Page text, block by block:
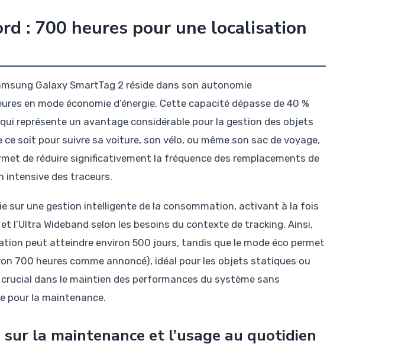
: 700 heures pour une localisation
Galaxy SmartTag 2 réside dans son autonomie
en mode économie d’énergie. Cette capacité dépasse de 40 %
qui représente un avantage considérable pour la gestion des objets
ce soit pour suivre sa voiture, son vélo, ou même son sac de voyage,
de réduire significativement la fréquence des remplacements de
intensive des traceurs.
sur une gestion intelligente de la consommation, activant à la fois
l’Ultra Wideband selon les besoins du contexte de tracking. Ainsi,
peut atteindre environ 500 jours, tandis que le mode éco permet
700 heures comme annoncé), idéal pour les objets statiques ou
dans le maintien des performances du système sans
pour la maintenance.
la maintenance et l’usage au quotidien